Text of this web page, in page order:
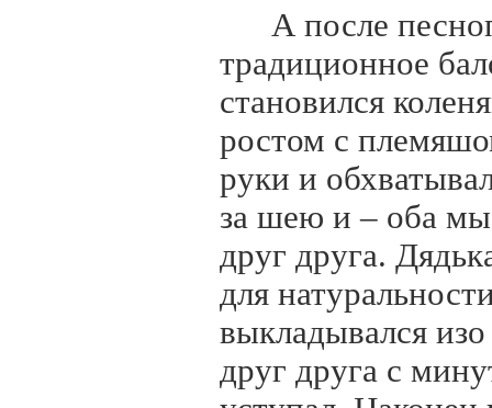
А после
традиционное
становился
ростом с
руки и
за шею и – оба
друг друга.
для
выкладывался
друг друга с